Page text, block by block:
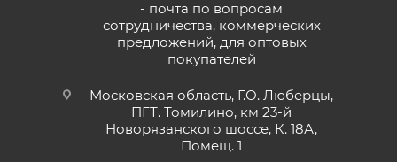
- почта по вопросам
сотрудничества, коммерческих
предложений, для оптовых
покупателей
Московская область, Г.О. Люберцы,
ПГТ. Томилино, км 23-й
Новорязанского шоссе, К. 18А,
Помещ. 1